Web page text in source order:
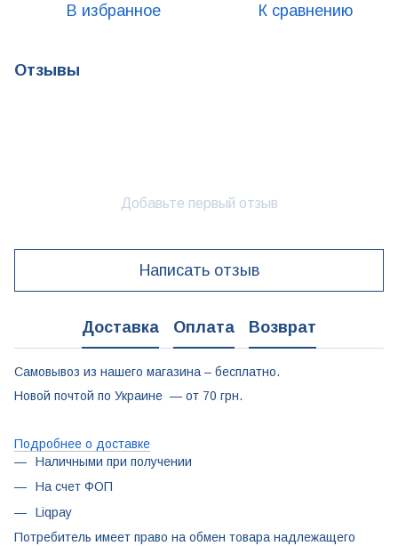
В избранное К сравнению
Отзывы
Добавьте первый отзыв
Написать отзыв
Доставка Оплата Возврат
Самовывоз из нашего магазина – бесплатно.
Новой почтой по Украине — от 70 грн.
Подробнее о доставке
Наличными при получении
На счет ФОП
Liqpay
Потребитель имеет право на обмен товара надлежащего